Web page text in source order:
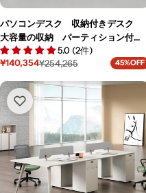
パソコンデスク 収納付きデスク
大容量の収納 パーティション付
き 事務机 ワークデスク コンパ
クトデスク オフィスデスク PCの
BGZ-LLS15
5.0 (2件)
セ
ル
価
格
¥140,354
通
価
格
¥254,265 45%OFF